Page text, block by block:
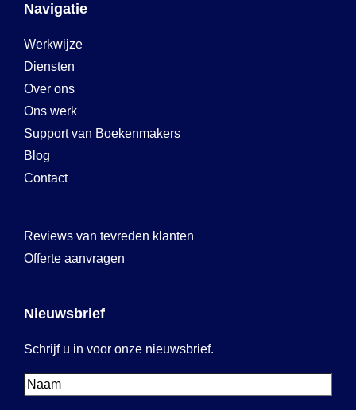
Navigatie
Werkwijze
Diensten
Over ons
Ons werk
Support van Boekenmakers
Blog
Contact
Reviews van tevreden klanten
Offerte aanvragen
Nieuwsbrief
Schrijf u in voor onze nieuwsbrief.
Voornaam